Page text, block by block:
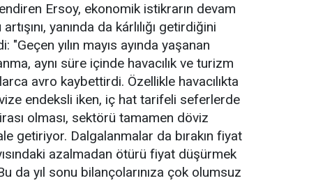
Ersoy, ekonomik istikrarın devam
yanında da kárlılığı getirdiğini
"Geçen yılın mayıs ayında yaşanan
aynı süre içinde havacılık ve turizm
avro kaybettirdi. Özellikle havacılıkta
endeksli iken, iç hat tarifeli seferlerde
olması, sektörü tamamen döviz
getiriyor. Dalgalanmalar da bırakın fiyat
azalmadan ötürü fiyat düşürmek
da yıl sonu bilançolarınıza çok olumsuz